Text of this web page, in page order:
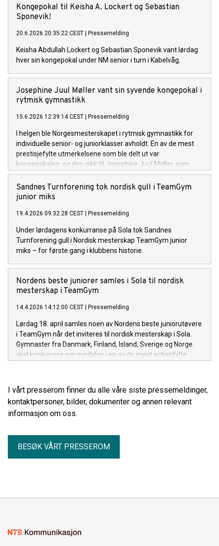
Norges Gymnastikk- og Turnforbunds tydelige holdning mot
russisk og belarussisk deltagelse er uforandret.
Kongepokal til Keisha A. Lockert og Sebastian
Sponevik!
20.6.2026 20:35:22 CEST Pressemelding
Keisha Abdullah Lockert og Sebastian Sponevik vant lørdag
hver sin kongepokal under NM senior i turn i Kabelvåg.
Josephine Juul Møller vant sin syvende kongepokal i
rytmisk gymnastikk
15.6.2026 12:39:14 CEST Pressemelding
I helgen ble Norgesmesterskapet i rytmisk gymnastikk for
individuelle senior- og juniorklasser avholdt. En av de mest
prestisjefylte utmerkelsene som ble delt ut var
kongepokalen, og den gikk til Josephine Juul Møller, som
med seieren sikret seg sin syvende kongepokal.
Sandnes Turnforening tok nordisk gull i TeamGym
junior miks
19.4.2026 09:32:28 CEST Pressemelding
Under lørdagens konkurranse på Sola tok Sandnes
Turnforening gull i Nordisk mesterskap TeamGym junior
miks – for første gang i klubbens historie.
Nordens beste juniorer samles i Sola til nordisk
mesterskap i TeamGym
14.4.2026 14:12:00 CEST Pressemelding
Lørdag 18. april samles noen av Nordens beste juniorutøvere
i TeamGym når det inviteres til nordisk mesterskap i Sola.
Gymnaster fra Danmark, Finland, Island, Sverige og Norge
skal konkurrere om medaljer i en av de mest actionfylte
I vårt presserom finner du alle våre siste pressemeldinger,
kontaktpersoner, bilder, dokumenter og annen relevant
informasjon om oss.
BESØK VÅRT PRESSEROM